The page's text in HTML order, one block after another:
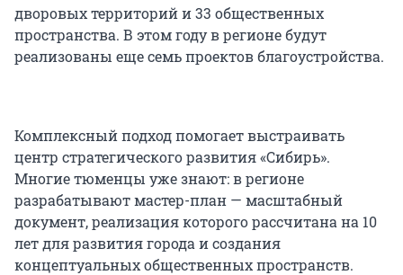
дворовых территорий и 33 общественных
пространства. В этом году в регионе будут
реализованы еще семь проектов благоустройства.
Комплексный подход помогает выстраивать
центр стратегического развития «Сибирь».
Многие тюменцы уже знают: в регионе
разрабатывают мастер-план — масштабный
документ, реализация которого рассчитана на 10
лет для развития города и создания
концептуальных общественных пространств.